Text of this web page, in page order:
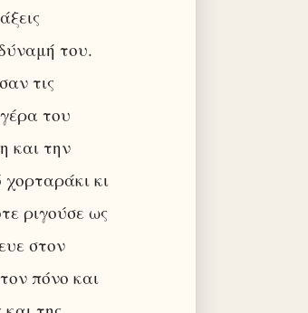
του.
τις
του
και την
κι
ριγούσε ως
στον
πόνο και